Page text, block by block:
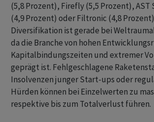
(5,8 Prozent), Firefly (5,5 Prozent), AST
(4,9 Prozent) oder Filtronic (4,8
Diversifikation ist gerade bei
da die Branche von hohen
Kapitalbindungszeiten und extremer
geprägt ist. Fehlgeschlagene
Insolvenzen junger Start-ups oder
Hürden können bei Einzelwerten zu
respektive bis zum Totalverlust führen.